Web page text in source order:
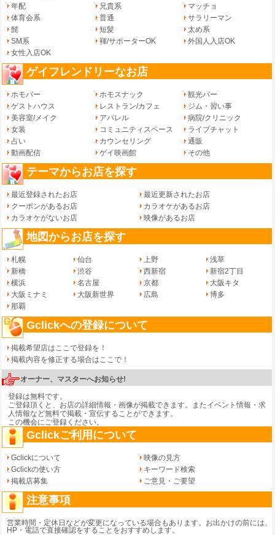
年配
兄貴系
マッチョ
体育会系
普通
サラリーマン
髭
短髪
太め系
SM系
褌/サポーターOK
外国人入店OK
女性入店OK
ゲイフレンドリーなお店
ホモバー ホモスナック
観光バー
ゲストハウス
レストラン/カフェ
ジム・習い事
美容室/メイク
アパレル
病院/クリニック
女装
コミュニティスペース
ライブチャット
占い
カウンセリング
通販
動画配信
ゲイ映画館 その他
テーマからお店を探す
最近登録されたお店
最近更新されたお店
クーポンがあるお店
カラオケがあるお店
カラオケがないお店
映像があるお店
地図からお店を探す
札幌 仙台 上野
浅草
新橋
渋谷 西新宿
新宿2丁目
横浜
名古屋 京都
大阪キタ
大阪ミナミ
大阪新世界 広島
博多
那覇
Gclickへの登録について
掲載希望店はここで登録を！
掲載内容を修正する場合はここで！
オーナー、マスターへお知らせ!
登録は無料です。
ご登録頂くと、お店の詳細情報・画像が掲載できます。またイベント情報・求
人情報など無料で掲載・宣伝することができます。
この機会にご登録ください。
Gclickご利用について
Gclickについて
映像の見方
Gclickの使い方
キーワード検索
掲載店募集
ご意見・ご要望
注意事項
営業時間・定休日などが変更になっている場合もあります。お出かけの前には、
HP・電話で直接確認をすることをおすすめします。